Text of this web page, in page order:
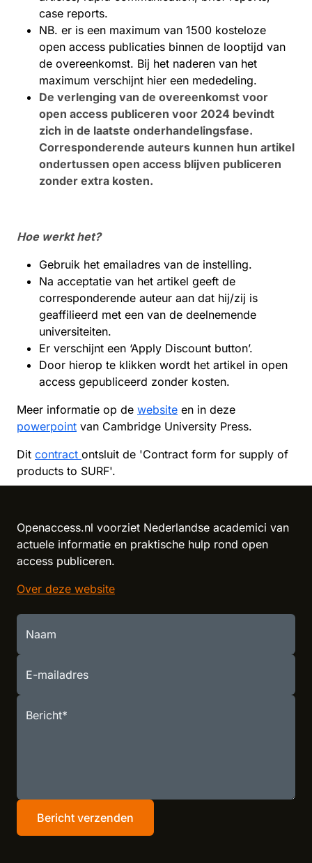
case reports.
NB. er is een maximum van 1500 kosteloze
open access publicaties binnen de looptijd van
de overeenkomst. Bij het naderen van het
maximum verschijnt hier een mededeling.
De verlenging van de overeenkomst voor
open access publiceren voor 2024 bevindt
zich in de laatste onderhandelingsfase.
Corresponderende auteurs kunnen hun artikel
ondertussen open access blijven publiceren
zonder extra kosten.
Hoe werkt het?
Gebruik het emailadres van de instelling.
Na acceptatie van het artikel geeft de
corresponderende auteur aan dat hij/zij is
geaffilieerd met een van de deelnemende
universiteiten.
Er verschijnt een ‘Apply Discount button’.
Door hierop te klikken wordt het artikel in open
access gepubliceerd zonder kosten.
Meer informatie op de website en in deze
powerpoint van Cambridge University Press.
Dit contract ontsluit de 'Contract form for supply of
products to SURF'.
Openaccess.nl voorziet Nederlandse academici van
actuele informatie en praktische hulp rond open
access publiceren.
Over deze website
Naam
E-mailadres
Bericht